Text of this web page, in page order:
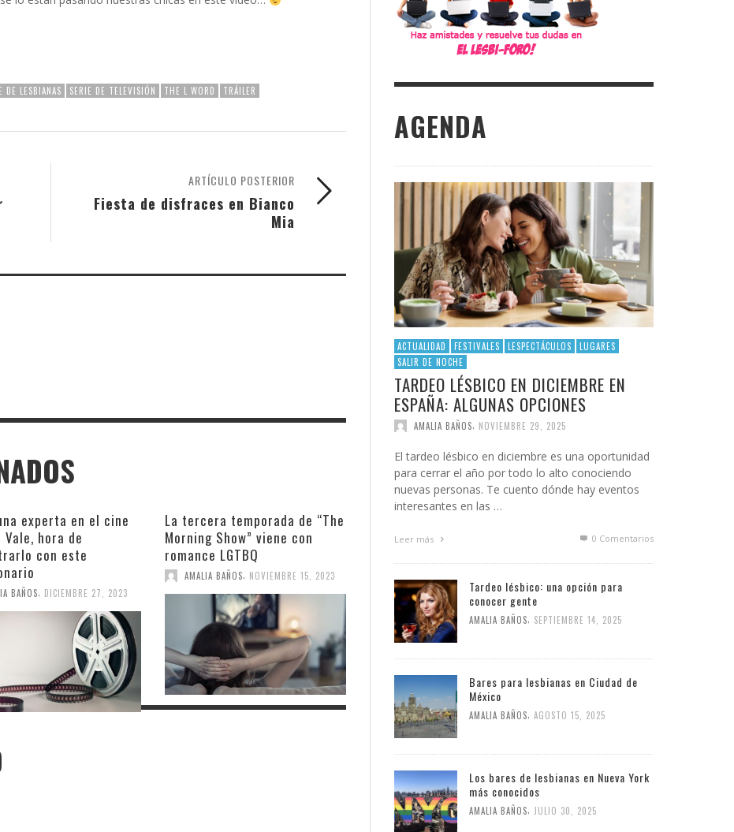
DE LESBIANAS SERIE DE TELEVISIÓN THE L WORD TRÁILER
ARTÍCULO POSTERIOR
Fiesta de disfraces en Bianco
Mia
experta en el cine
Vale, hora de
con este
BAÑOS, DICIEMBRE 27, 2023
La tercera temporada de “The
Morning Show” viene con
romance LGTBQ
AMALIA BAÑOS, NOVIEMBRE 15, 2023
AGENDA
ACTUALIDAD FESTIVALES LESPECTÁCULOS
LUGARES
SALIR DE NOCHE
TARDEO LÉSBICO EN DICIEMBRE EN
ESPAÑA: ALGUNAS OPCIONES
AMALIA BAÑOS, NOVIEMBRE 29, 2025
El tardeo lésbico en diciembre es una oportunidad
para cerrar el año por todo lo alto conociendo
nuevas personas. Te cuento dónde hay eventos
interesantes en las …
Leer más 0 Comentarios
Tardeo lésbico: una opción para
conocer gente
AMALIA BAÑOS SEPTIEMBRE 14, 2025
Bares para lesbianas en Ciudad de
México
AMALIA BAÑOS AGOSTO 15, 2025
Los bares de lesbianas en Nueva York
más conocidos
AMALIA BAÑOS JULIO 30, 2025